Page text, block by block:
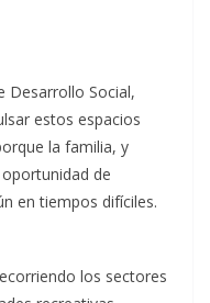
Desarrollo Social,
estos espacios
la familia, y
de
en tiempos difíciles.
los sectores